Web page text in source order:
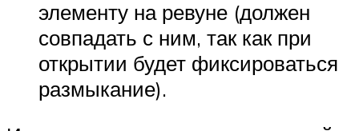
элементу на ревуне (должен
совпадать с ним, так как при
открытии будет фиксироваться
размыкание).